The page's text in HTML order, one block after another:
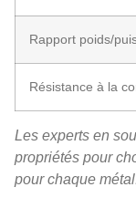
Rapport poids/
Résistance à la
Les experts en
propriétés pour
pour chaque